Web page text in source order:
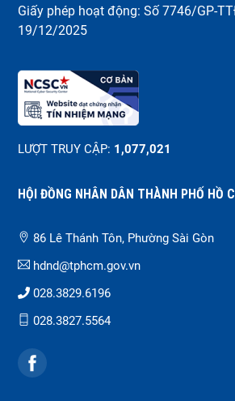
Giấy phép hoạt động: Số 7746/GP-
19/12/2025
LƯỢT TRUY CẬP: 1,077,021
HỘI ĐỒNG NHÂN DÂN THÀNH PHỐ HỒ
86 Lê Thánh Tôn, Phường Sài Gòn
hdnd@tphcm.gov.vn
028.3829.6196
028.3827.5564